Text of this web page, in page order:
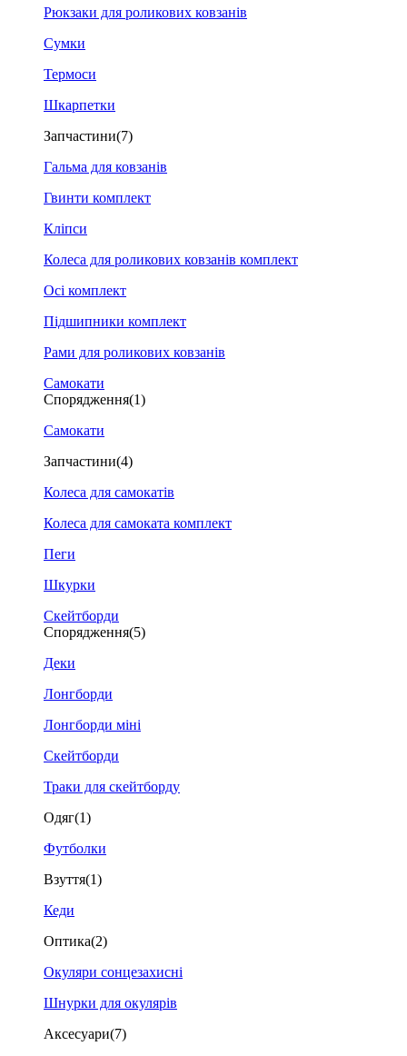
Рюкзаки для роликових ковзанів
Сумки
Термоси
Шкарпетки
Запчастини(7)
Гальма для ковзанів
Гвинти комплект
Кліпси
Колеса для роликових ковзанів комплект
Осі комплект
Підшипники комплект
Рами для роликових ковзанів
Самокати
Спорядження(1)
Самокати
Запчастини(4)
Колеса для самокатів
Колеса для самоката комплект
Пеги
Шкурки
Скейтборди
Спорядження(5)
Деки
Лонгборди
Лонгборди міні
Скейтборди
Траки для скейтборду
Одяг(1)
Футболки
Взуття(1)
Кеди
Оптика(2)
Окуляри сонцезахисні
Шнурки для окулярів
Аксесуари(7)